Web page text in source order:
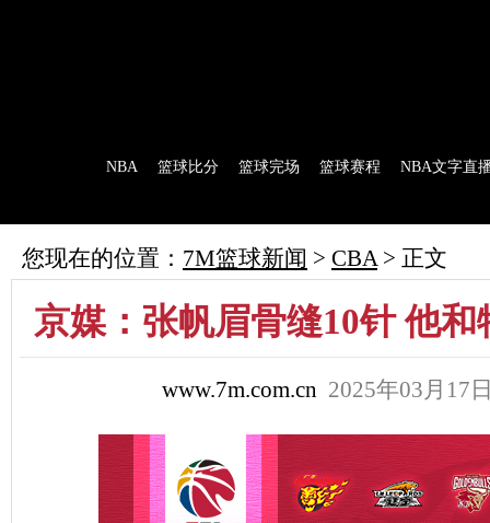
NBA 篮球比分 篮球完场 篮球赛程 NBA文字直
您现在的位置： 7M篮球新闻 > CBA> 正文
京媒：张帆眉骨缝10针 他
www.7m.com.cn 2025年03月17